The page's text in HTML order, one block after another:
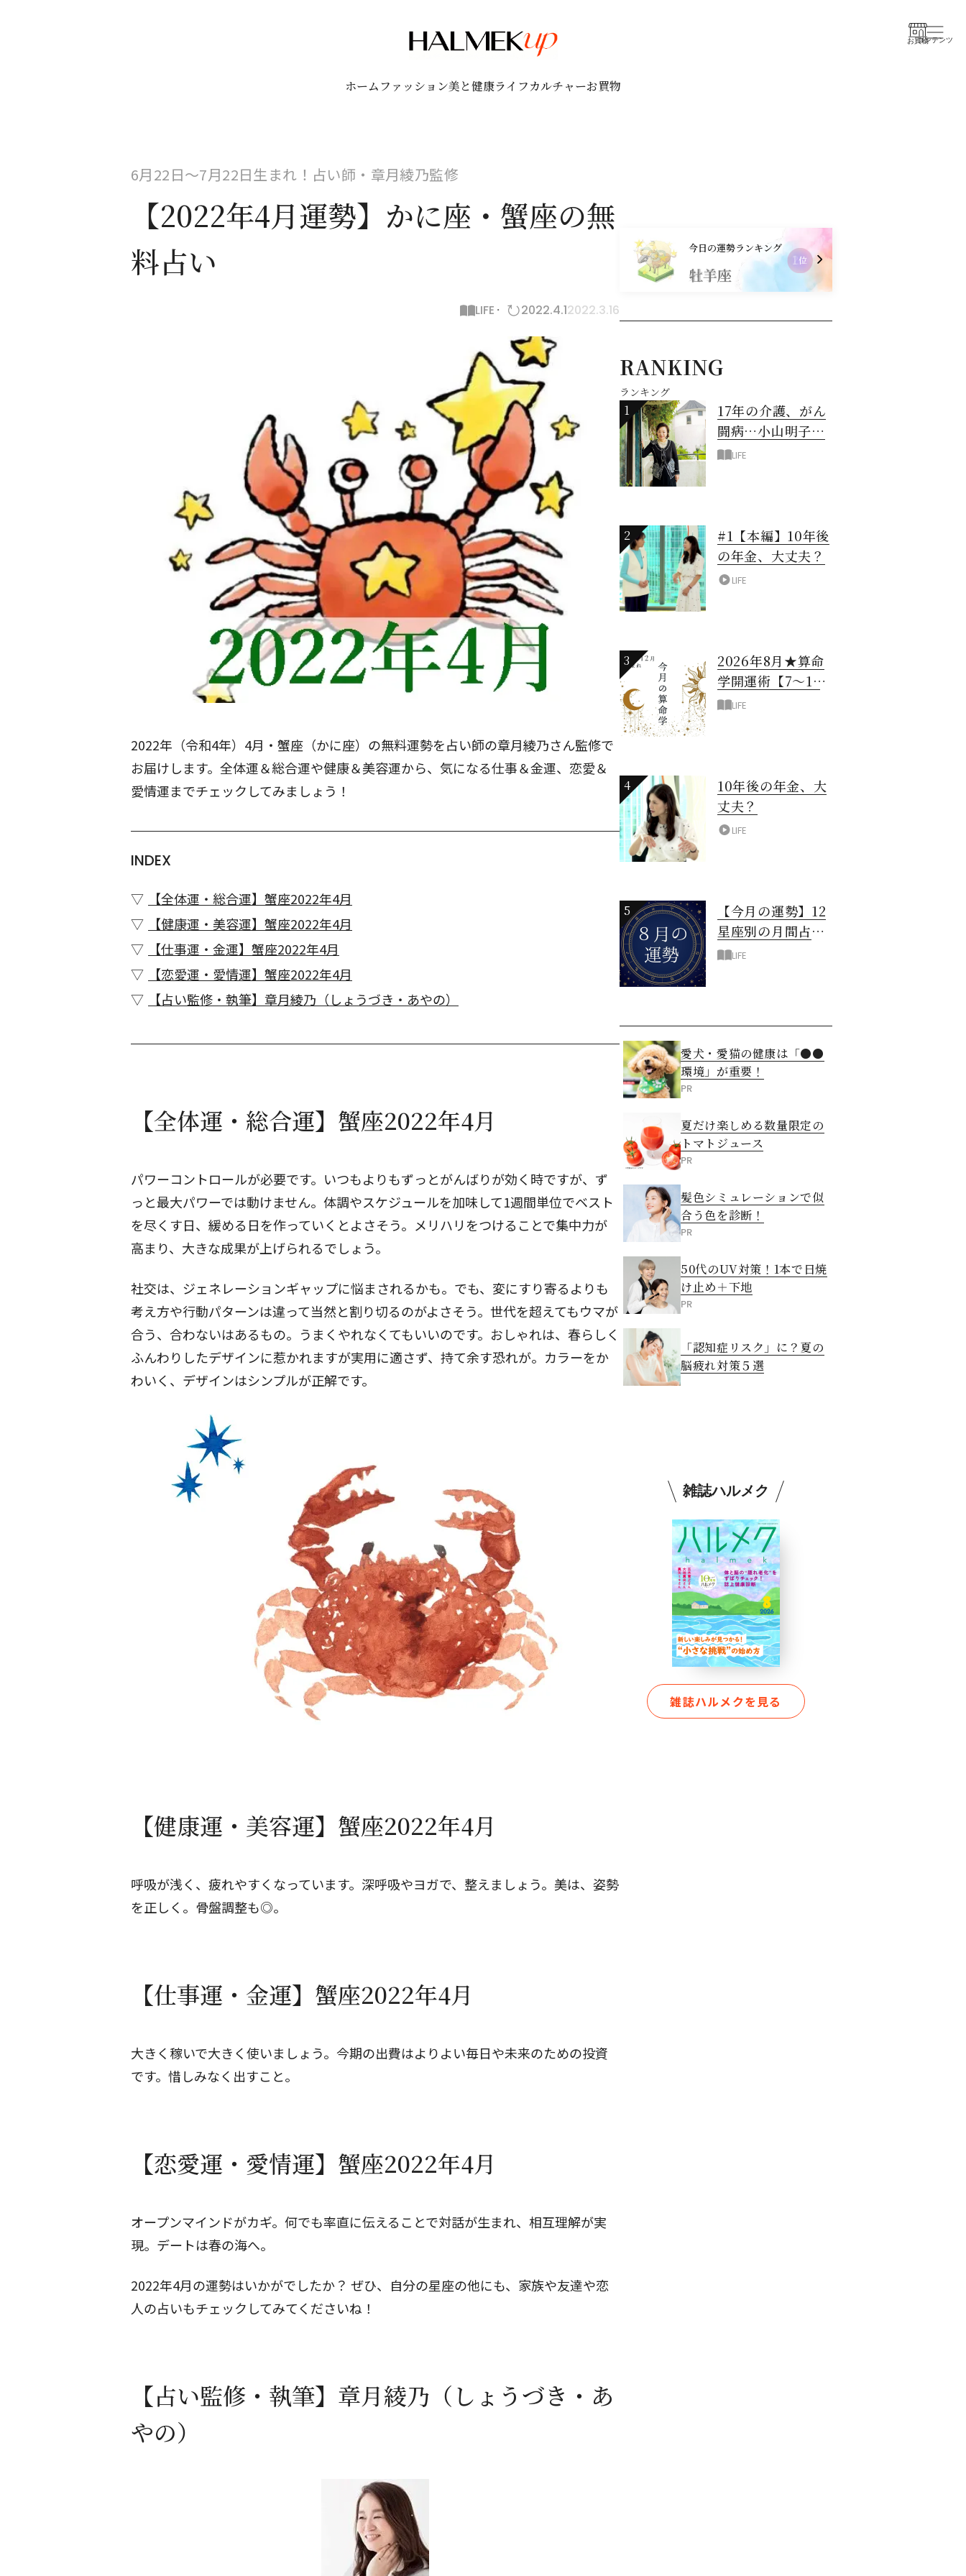
お買物コンテンツ
ホーム ファッション美と健康ライフカルチャーお買物
6月22日〜7月22日生まれ！占い師・章月綾乃監修
【2022年4月運勢】かに座・蟹座の無
料占い
LIFE 2022.4.12022.3.16
2022年（令和4年）4月・蟹座（かに座）の無料運勢を占い師の章月綾乃さん監修で
お届けします。全体運＆総合運や健康＆美容運から、気になる仕事＆金運、恋愛＆
愛情運までチェックしてみましょう！
INDEX
【全体運・総合運】蟹座2022年4月
【健康運・美容運】蟹座2022年4月
【仕事運・金運】蟹座2022年4月
【恋愛運・愛情運】蟹座2022年4月
【占い監修・執筆】章月綾乃（しょうづき・あやの）
【全体運・総合運】蟹座2022年4月
パワーコントロールが必要です。いつもよりもずっとがんばりが効く時ですが、ず
っと最大パワーでは動けません。体調やスケジュールを加味して1週間単位でベスト
を尽くす日、緩める日を作っていくとよさそう。メリハリをつけることで集中力が
高まり、大きな成果が上げられるでしょう。
社交は、ジェネレーションギャップに悩まされるかも。でも、変にすり寄るよりも
考え方や行動パターンは違って当然と割り切るのがよさそう。世代を超えてもウマが
合う、合わないはあるもの。うまくやれなくてもいいのです。おしゃれは、春らしく
ふんわりしたデザインに惹かれますが実用に適さず、持て余す恐れが。カラーをか
わいく、デザインはシンプルが正解です。
【健康運・美容運】蟹座2022年4月
呼吸が浅く、疲れやすくなっています。深呼吸やヨガで、整えましょう。美は、姿勢
を正しく。骨盤調整も◎。
【仕事運・金運】蟹座2022年4月
大きく稼いで大きく使いましょう。今期の出費はよりよい毎日や未来のための投資
です。惜しみなく出すこと。
【恋愛運・愛情運】蟹座2022年4月
オープンマインドがカギ。何でも率直に伝えることで対話が生まれ、相互理解が実
現。デートは春の海へ。
2022年4月の運勢はいかがでしたか？ ぜひ、自分の星座の他にも、家族や友達や恋
人の占いもチェックしてみてくださいね！
【占い監修・執筆】章月綾乃（しょうづき・あ
やの）
今日の運勢ランキング
射手座
2位
RANKING
ランキング
1
17年の介護、がん
闘病…小山明子さ
ん「今満たされて
LIFE
2
#1【本編】10年後
の年金、大丈夫？
LIFE
3
2026年8月★算命
学開運術【7〜12
月生まれ】
LIFE
4
10年後の年金、大
丈夫？
LIFE
5
【今月の運勢】12
星座別の月間占
い！8月編
LIFE
愛犬・愛猫の健康は「●●
環境」が重要！
PR
夏だけ楽しめる数量限定の
トマトジュース
PR
髪色シミュレーションで似
合う色を診断！
PR
50代のUV対策！1本で日焼
け止め＋下地
PR
「認知症リスク」に？夏の
脳疲れ対策５選
雑誌ハルメク
雑誌ハルメクを見る
閉じる